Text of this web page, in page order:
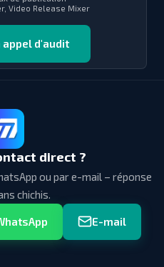
Video Release Mixer
appel d'audit
direct ?
ou par e-mail – réponse
chichis.
E-mail